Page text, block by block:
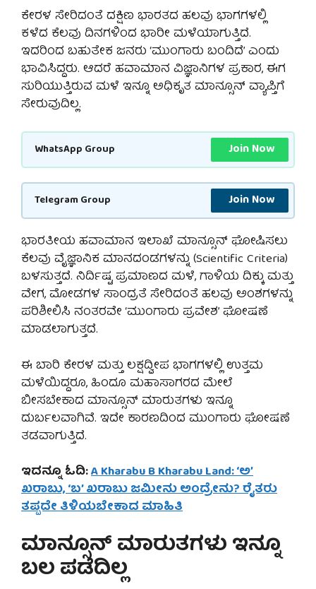
ಕೇರಳ ಸೇರಿದಂತೆ ದಕ್ಷಿಣ ಭಾರತದ ಹಲವು ಭಾಗಗಳಲ್ಲಿ
ಕಳೆದ ಕೆಲವು ದಿನಗಳಿಂದ ಭಾರೀ ಮಳೆಯಾಗುತ್ತಿದೆ.
ಇದರಿಂದ ಬಹುತೇಕ ಜನರು ‘ಮುಂಗಾರು ಬಂದಿದೆ’ ಎಂದು
ಭಾವಿಸಿದ್ದರು. ಆದರೆ ಹವಾಮಾನ ವಿಜ್ಞಾನಿಗಳ ಪ್ರಕಾರ, ಈಗ
ಸುರಿಯುತ್ತಿರುವ ಮಳೆ ಇನ್ನೂ ಅಧಿಕೃತ ಮಾನ್ಸೂನ್ ವ್ಯಾಪ್ತಿಗೆ
ಸೇರುವುದಿಲ್ಲ.
WhatsApp Group Join Now
Telegram Group Join Now
ಭಾರತೀಯ ಹವಾಮಾನ ಇಲಾಖೆ ಮಾನ್ಸೂನ್ ಘೋಷಿಸಲು
ಕೆಲವು ವೈಜ್ಞಾನಿಕ ಮಾನದಂಡಗಳನ್ನು (Scientific Criteria)
ಬಳಸುತ್ತದೆ. ನಿರ್ದಿಷ್ಟ ಪ್ರಮಾಣದ ಮಳೆ, ಗಾಳಿಯ ದಿಕ್ಕು ಮತ್ತು
ವೇಗ, ಮೋಡಗಳ ಸಾಂದ್ರತೆ ಸೇರಿದಂತೆ ಹಲವು ಅಂಶಗಳನ್ನು
ಪರಿಶೀಲಿಸಿ ನಂತರವೇ ‘ಮುಂಗಾರು ಪ್ರವೇಶ’ ಘೋಷಣೆ
ಮಾಡಲಾಗುತ್ತದೆ.
ಈ ಬಾರಿ ಕೇರಳ ಮತ್ತು ಲಕ್ಷದ್ವೀಪ ಭಾಗಗಳಲ್ಲಿ ಉತ್ತಮ
ಮಳೆಯಿದ್ದರೂ, ಹಿಂದೂ ಮಹಾಸಾಗರದ ಮೇಲೆ
ಬೀಸಬೇಕಾದ ಮಾನ್ಸೂನ್ ಮಾರುತಗಳು ಇನ್ನೂ
ದುರ್ಬಲವಾಗಿವೆ. ಇದೇ ಕಾರಣದಿಂದ ಮುಂಗಾರು ಘೋಷಣೆ
ತಡವಾಗುತ್ತಿದೆ.
ಇದನ್ನೂ ಓದಿ:A Kharabu B Kharabu Land: ‘ಅ’
ಖರಾಬು, ‘ಬ’ ಖರಾಬು ಜಮೀನು ಅಂದ್ರೇನು? ರೈತರು
ತಪ್ಪದೇ ತಿಳಿಯಬೇಕಾದ ಮಾಹಿತಿ
ಮಾನ್ಸೂನ್ ಮಾರುತಗಳು ಇನ್ನೂ
ಬಲ ಪಡೆದಿಲ್ಲ